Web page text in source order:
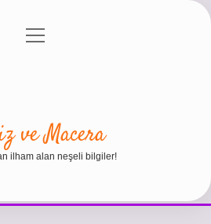
Politikası
menüyü
ve Macera
ilham alan neşeli bilgiler!